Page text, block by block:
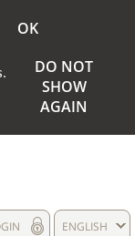
OK
DO NOT
SHOW
AGAIN
ENGLISH